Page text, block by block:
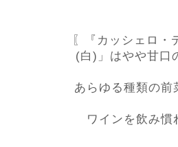
〖『カッシェロ
(白)」はやや甘口
あらゆる種類の前
ワインを飲み慣